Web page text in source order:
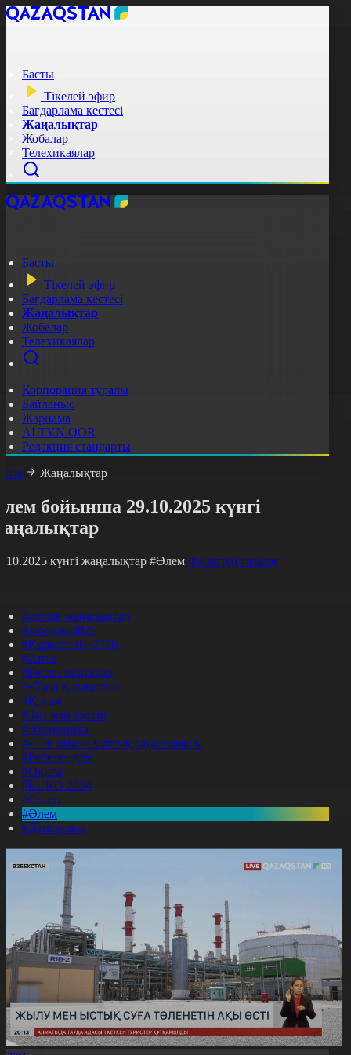
Басты
Тікелей эфир
Бағдарлама кестесі
Жаңалықтар
Жобалар
Телехикаялар
Басты
Тікелей эфир
Бағдарлама кестесі
Жаңалықтар
Жобалар
Телехикаялар
Корпорация туралы
Байланыс
Жарнама
ALTYN QOR
Редакция стандарты
Жаңалықтар
бойынша 29.10.2025 күнгі
күнгі жаңалықтар #Әлем Фильтрді тазалау
Барлық жаңалықтар
#Жолдау 2025
#Құрылтай - 2026
#Апта
#Ресми оқиғалар
#«Таза Қазақстан»
#Қоғам
#Заң мен тәртіп
#Экономика
#«100 кітап» ұлттық сауалнамасы
#Референдум
#Оқиға
#EURO 2024
#Спорт
#Әлем
#Денсаулық